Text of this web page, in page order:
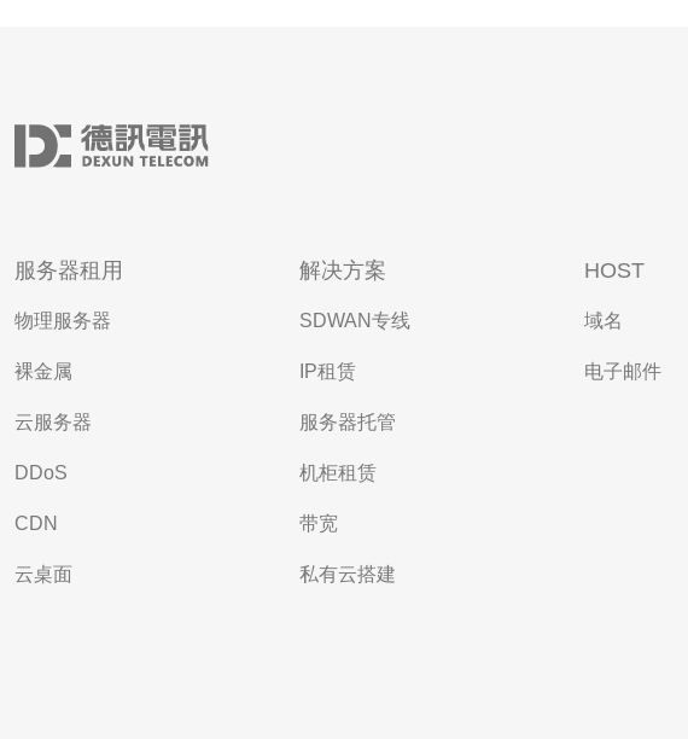
服务器租用
物理服务器
裸金属
云服务器
DDoS
CDN
云桌面
解决方案
SDWAN专线
IP租赁
服务器托管
机柜租赁
带宽
私有云搭建
HOST
域名
电子邮件